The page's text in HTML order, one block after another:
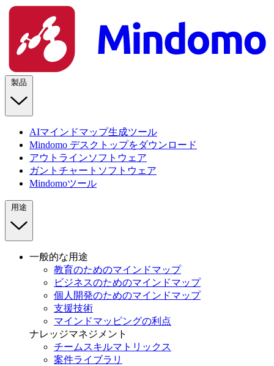
製品
AIマインドマップ生成ツール
Mindomo デスクトップをダウンロード
アウトラインソフトウェア
ガントチャートソフトウェア
Mindomoツール
用途
一般的な用途
教育のためのマインドマップ
ビジネスのためのマインドマップ
個人開発のためのマインドマップ
支援技術
マインドマッピングの利点
ナレッジマネジメント
チームスキルマトリックス
案件ライブラリ